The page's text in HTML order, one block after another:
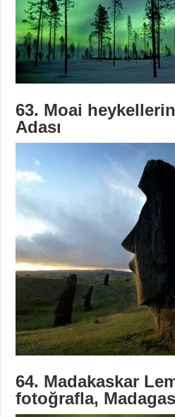
63. Moai
Adası
64. Madakaskar
fotoğrafla,